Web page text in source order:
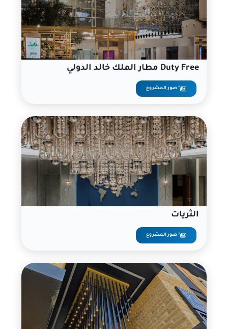
مطار الملك خالد الدولي Duty Free
صور المشروع "
الثريات
صور المشروع "